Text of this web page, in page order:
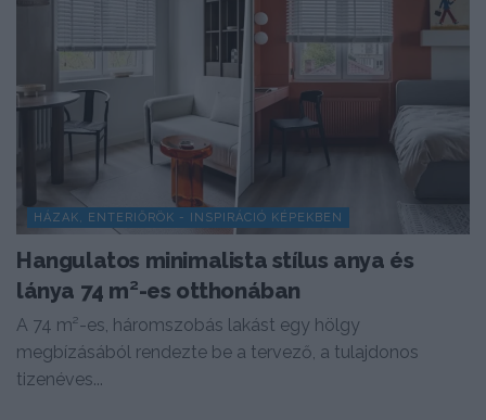
HÁZAK, ENTERIŐRÖK - INSPIRÁCIÓ KÉPEKBEN
Hangulatos minimalista stílus anya és
lánya 74 m²-es otthonában
A 74 m²-es, háromszobás lakást egy hölgy
megbízásából rendezte be a tervező, a tulajdonos
tizenéves...